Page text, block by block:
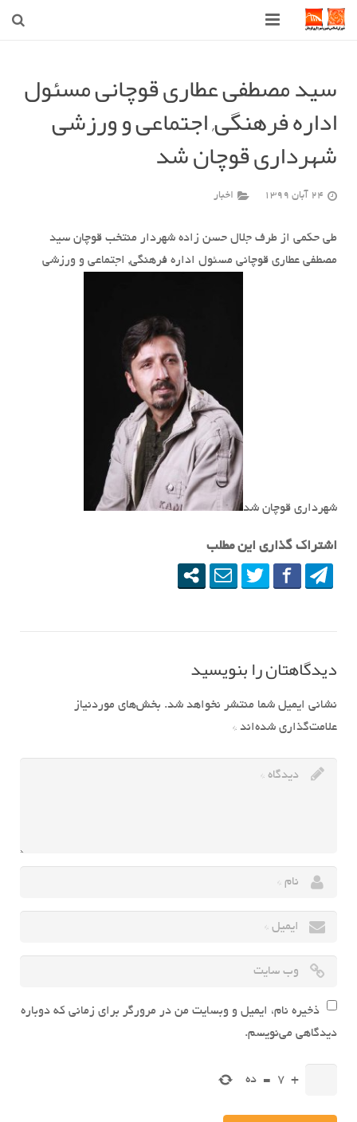
شهرداری
شورای اسلامی شهر قوچان
اخبار روز
قوچان
ارتباط با ما
سید مصطفی عطاری قوچانی مسئول
اداره فرهنگی, اجتماعی و ورزشی
شهرداری قوچان شد
24 آبان 1399 اخبار
طی حکمی از طرف جلال حسن زاده شهردار منتخب قوچان سید
مصطفی عطاری قوچانی مسئول اداره فرهنگی, اجتماعی و ورزشی
شهرداری قوچان شد
اشتراک گذاری این مطلب
دیدگاهتان را بنویسید
نشانی ایمیل شما منتشر نخواهد شد. بخش‌های موردنیاز
علامت‌گذاری شده‌اند *
ذخیره نام، ایمیل و وبسایت من در مرورگر برای زمانی که دوباره
دیدگاهی می‌نویسم.
+
7
= ده